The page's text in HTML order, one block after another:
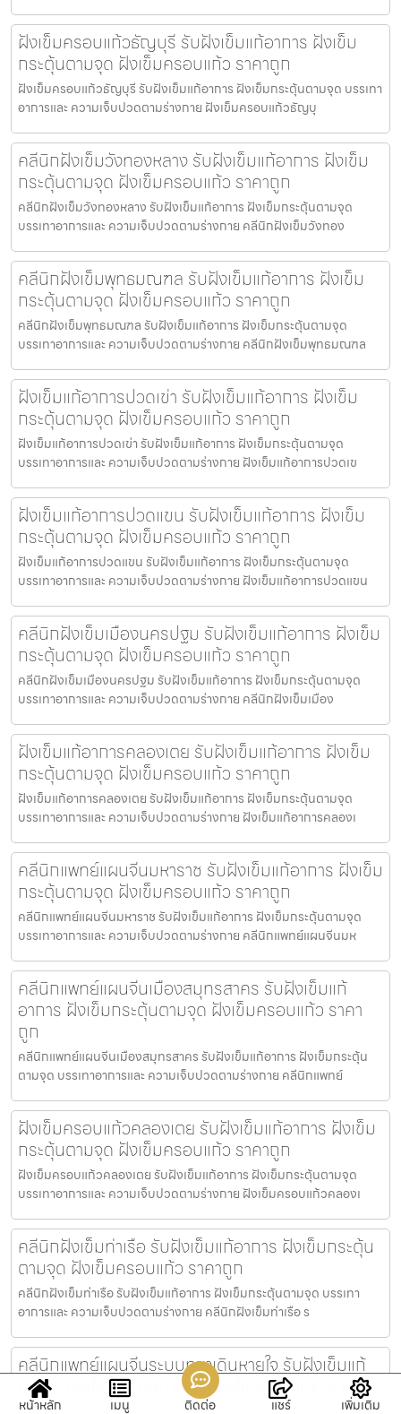
ฝังเข็มครอบแก้วธัญบุรี รับฝังเข็มแก้อาการ ฝังเข็ม
กระตุ้นตามจุด ฝังเข็มครอบแก้ว ราคาถูก
ฝังเข็มครอบแก้วธัญบุรี รับฝังเข็มแก้อาการ ฝังเข็มกระตุ้นตามจุด บรรเทา
อาการและ ความเจ็บปวดตามร่างกาย ฝังเข็มครอบแก้วธัญบุ
คลีนิกฝังเข็มวังทองหลาง รับฝังเข็มแก้อาการ ฝังเข็ม
กระตุ้นตามจุด ฝังเข็มครอบแก้ว ราคาถูก
คลีนิกฝังเข็มวังทองหลาง รับฝังเข็มแก้อาการ ฝังเข็มกระตุ้นตามจุด
บรรเทาอาการและ ความเจ็บปวดตามร่างกาย คลีนิกฝังเข็มวังทอง
คลีนิกฝังเข็มพุทธมณฑล รับฝังเข็มแก้อาการ ฝังเข็ม
กระตุ้นตามจุด ฝังเข็มครอบแก้ว ราคาถูก
คลีนิกฝังเข็มพุทธมณฑล รับฝังเข็มแก้อาการ ฝังเข็มกระตุ้นตามจุด
บรรเทาอาการและ ความเจ็บปวดตามร่างกาย คลีนิกฝังเข็มพุทธมณฑล
ฝังเข็มแก้อาการปวดเข่า รับฝังเข็มแก้อาการ ฝังเข็ม
กระตุ้นตามจุด ฝังเข็มครอบแก้ว ราคาถูก
ฝังเข็มแก้อาการปวดเข่า รับฝังเข็มแก้อาการ ฝังเข็มกระตุ้นตามจุด
บรรเทาอาการและ ความเจ็บปวดตามร่างกาย ฝังเข็มแก้อาการปวดเข
ฝังเข็มแก้อาการปวดแขน รับฝังเข็มแก้อาการ ฝังเข็ม
กระตุ้นตามจุด ฝังเข็มครอบแก้ว ราคาถูก
ฝังเข็มแก้อาการปวดแขน รับฝังเข็มแก้อาการ ฝังเข็มกระตุ้นตามจุด
บรรเทาอาการและ ความเจ็บปวดตามร่างกาย ฝังเข็มแก้อาการปวดแขน
คลีนิกฝังเข็มเมืองนครปฐม รับฝังเข็มแก้อาการ ฝังเข็ม
กระตุ้นตามจุด ฝังเข็มครอบแก้ว ราคาถูก
คลีนิกฝังเข็มเมืองนครปฐม รับฝังเข็มแก้อาการ ฝังเข็มกระตุ้นตามจุด
บรรเทาอาการและ ความเจ็บปวดตามร่างกาย คลีนิกฝังเข็มเมือง
ฝังเข็มแก้อาการคลองเตย รับฝังเข็มแก้อาการ ฝังเข็ม
กระตุ้นตามจุด ฝังเข็มครอบแก้ว ราคาถูก
ฝังเข็มแก้อาการคลองเตย รับฝังเข็มแก้อาการ ฝังเข็มกระตุ้นตามจุด
บรรเทาอาการและ ความเจ็บปวดตามร่างกาย ฝังเข็มแก้อาการคลองเ
คลีนิกแพทย์แผนจีนมหาราช รับฝังเข็มแก้อาการ ฝังเข็ม
กระตุ้นตามจุด ฝังเข็มครอบแก้ว ราคาถูก
คลีนิกแพทย์แผนจีนมหาราช รับฝังเข็มแก้อาการ ฝังเข็มกระตุ้นตามจุด
บรรเทาอาการและ ความเจ็บปวดตามร่างกาย คลีนิกแพทย์แผนจีนมห
คลีนิกแพทย์แผนจีนเมืองสมุทรสาคร รับฝังเข็มแก้
อาการ ฝังเข็มกระตุ้นตามจุด ฝังเข็มครอบแก้ว ราคา
ถูก
คลีนิกแพทย์แผนจีนเมืองสมุทรสาคร รับฝังเข็มแก้อาการ ฝังเข็มกระตุ้น
ตามจุด บรรเทาอาการและ ความเจ็บปวดตามร่างกาย คลีนิกแพทย์
ฝังเข็มครอบแก้วคลองเตย รับฝังเข็มแก้อาการ ฝังเข็ม
กระตุ้นตามจุด ฝังเข็มครอบแก้ว ราคาถูก
ฝังเข็มครอบแก้วคลองเตย รับฝังเข็มแก้อาการ ฝังเข็มกระตุ้นตามจุด
บรรเทาอาการและ ความเจ็บปวดตามร่างกาย ฝังเข็มครอบแก้วคลองเ
คลีนิกฝังเข็มท่าเรือ รับฝังเข็มแก้อาการ ฝังเข็มกระตุ้น
ตามจุด ฝังเข็มครอบแก้ว ราคาถูก
คลีนิกฝังเข็มท่าเรือ รับฝังเข็มแก้อาการ ฝังเข็มกระตุ้นตามจุด บรรเทา
อาการและ ความเจ็บปวดตามร่างกาย คลีนิกฝังเข็มท่าเรือ ร
คลีนิกแพทย์แผนจีนระบบทางเดินหายใจ รับฝังเข็มแก้
อาการ ฝังเข็มกระตุ้นตามจุด ฝังเข็มครอบแก้ว ราคา
ถูก
หน้าหลัก เมนู ติดต่อ แชร์ เพิ่มเติม